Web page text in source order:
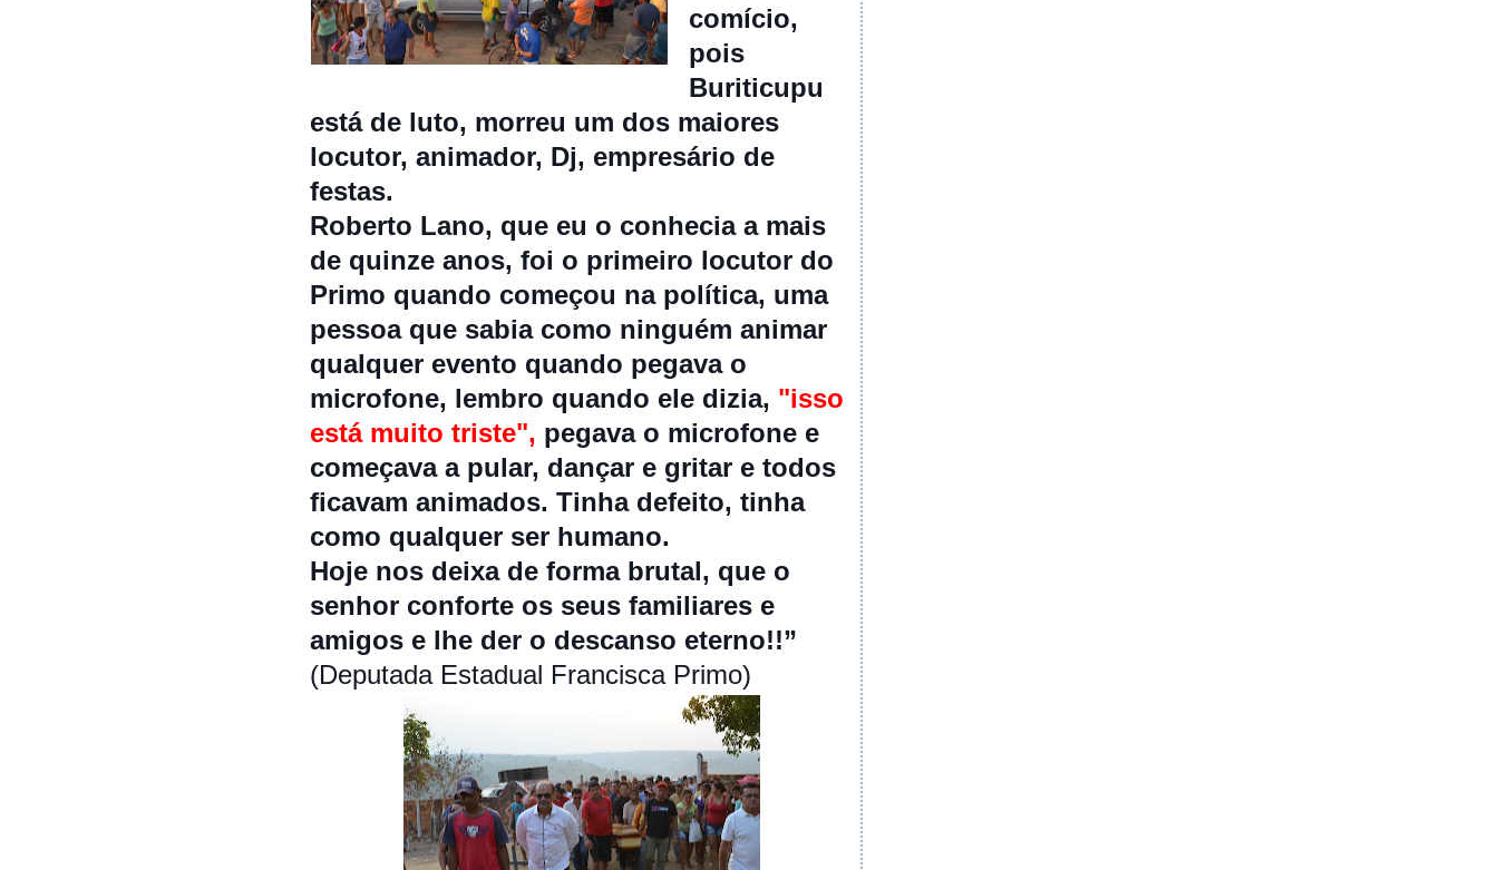
comício,
pois
Buriticupu
está de luto, morreu um dos maiores
locutor, animador, Dj, empresário de
festas.
Roberto Lano, que eu o conhecia a mais
de quinze anos, foi o primeiro locutor do
Primo quando começou na política, uma
pessoa que sabia como ninguém animar
qualquer evento quando pegava o
microfone, lembro quando ele dizia, "isso
está muito triste", pegava o microfone e
começava a pular, dançar e gritar e todos
ficavam animados. Tinha defeito, tinha
como qualquer ser humano.
Hoje nos deixa de forma brutal, que o
senhor conforte os seus familiares e
amigos e lhe der o descanso eterno!!”
(Deputada Estadual Francisca Primo)